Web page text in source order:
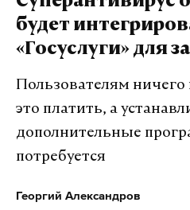
будет
«Госуслуги» для
Пользователям ничего
это платить, а
дополнительные
потребуется
Георгий Александров